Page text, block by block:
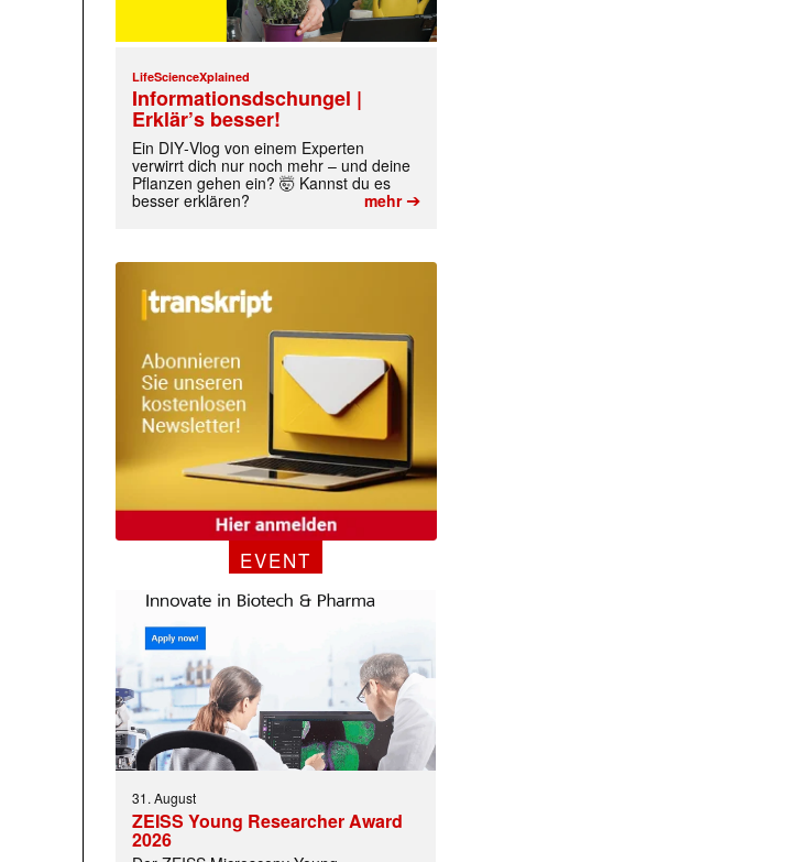
LifeScienceXplained
Informationsdschungel |
Erklär’s besser!
Ein DIY‑Vlog von einem Experten
verwirrt dich nur noch mehr – und deine
Pflanzen gehen ein? 🤯 Kannst du es
besser erklären?
mehr➔
EVENT
31. August
ZEISS Young Researcher Award
2026